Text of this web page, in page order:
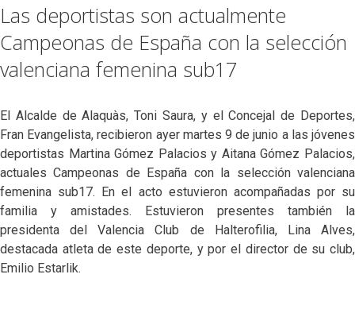
Las deportistas son actualmente
Campeonas de España con la selección
valenciana femenina sub17
El Alcalde de Alaquàs, Toni Saura, y el Concejal de Deportes,
Fran Evangelista, recibieron ayer martes 9 de junio a las jóvenes
deportistas Martina Gómez Palacios y Aitana Gómez Palacios,
actuales Campeonas de España con la selección valenciana
femenina sub17. En el acto estuvieron acompañadas por su
familia y amistades. Estuvieron presentes también la
presidenta del Valencia Club de Halterofilia, Lina Alves,
destacada atleta de este deporte, y por el director de su club,
Emilio Estarlik.